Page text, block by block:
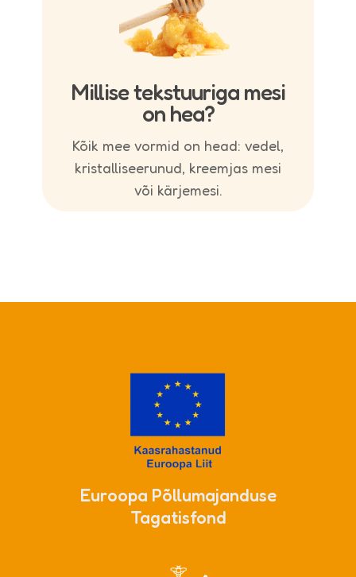
Millise tekstuuriga mesi
on hea?
Kõik mee vormid on head: vedel,
kristalliseerunud, kreemjas mesi
või kärjemesi.
Euroopa Põllumajanduse
Tagatisfond